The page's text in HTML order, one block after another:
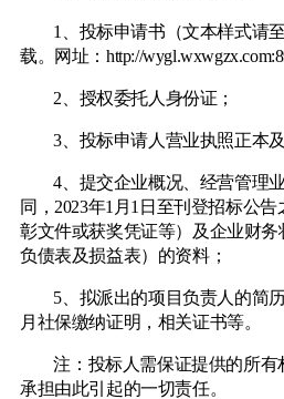
1、投标申请书（文本样式请
载。网址： http://
2、授权委托人身份证；
3、投标申请人营业执照正本
4、提交企业概况、经营管理
同，2023年1月1日至刊登招标公
彰文件或获奖凭证等）及企业财务
负债表及损益表）的资料；
5、拟派出的项目负责人的简
月社保缴纳证明，相关证书等。
注：投标人需保证提供的所
承担由此引起的一切责任。